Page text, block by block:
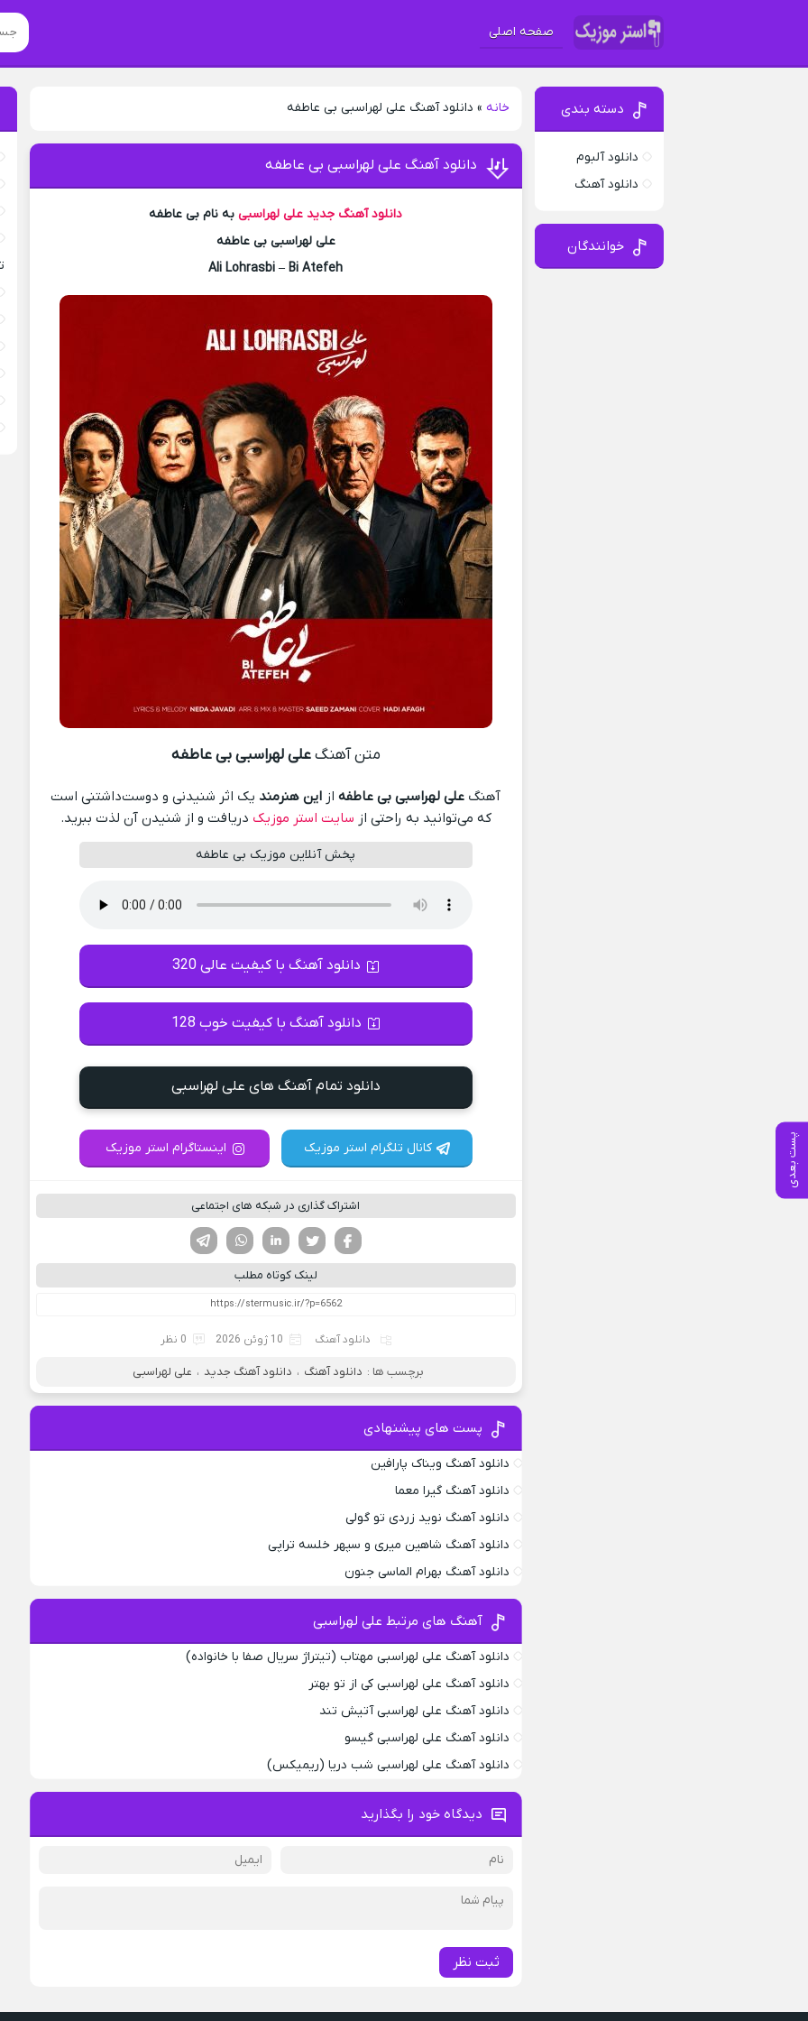
صفحه اصلی
خانه » دانلود آهنگ علی لهراسبی بی عاطفه
پست بعدی
دانلود آهنگ علی لهراسبی بی عاطفه
دانلود آهنگ جدید علی لهراسبیبه نام بی عاطفه
علی لهراسبی بی عاطفه
Ali Lohrasbi – Bi Atefeh
متن آهنگعلی لهراسبی بی عاطفه
آهنگ علی لهراسبی بی عاطفهاز این هنرمندیک اثر شنیدنی و دوست‌داشتنی است
که می‌توانید به راحتی از سایت استر موزیک دریافت و از شنیدن آن لذت ببرید.
پخش آنلاین موزیک بی عاطفه
دانلود آهنگ با کیفیت عالی 320
دانلود آهنگ با کیفیت خوب 128
دانلود تمام آهنگ های علی لهراسبی
کانال تلگرام استر موزیک اینستاگرام استر موزیک
اشتراک گذاری در شبکه های اجتماعی
لینکدین تویتر
فیسوک
لینک کوتاه مطلب
دانلود آهنگ 10 ژوئن 2026 0 نظر
برچسب ها : دانلود آهنگ ، دانلود آهنگ جدید ، علی لهراسبی
پست های پیشنهادی
دانلود آهنگ ویناک پارافین
دانلود آهنگ گیرا معما
دانلود آهنگ نوید زردی تو گولی
دانلود آهنگ شاهین میری و سپهر خلسه تراپی
دانلود آهنگ بهرام الماسی جنون
آهنگ های مرتبط علی لهراسبی
دانلود آهنگ علی لهراسبی مهتاب (تیتراژ سریال صفا با خانواده)
دانلود آهنگ علی لهراسبی کی از تو ‌بهتر
دانلود آهنگ علی لهراسبی آتیش تند
دانلود آهنگ علی لهراسبی گیسو
دانلود آهنگ علی لهراسبی شب دریا (ریمیکس)
دیدگاه خود را بگذارید
ثبت نظر
دسته بندی
دانلود آلبوم
دانلود آهنگ
خوانندگان